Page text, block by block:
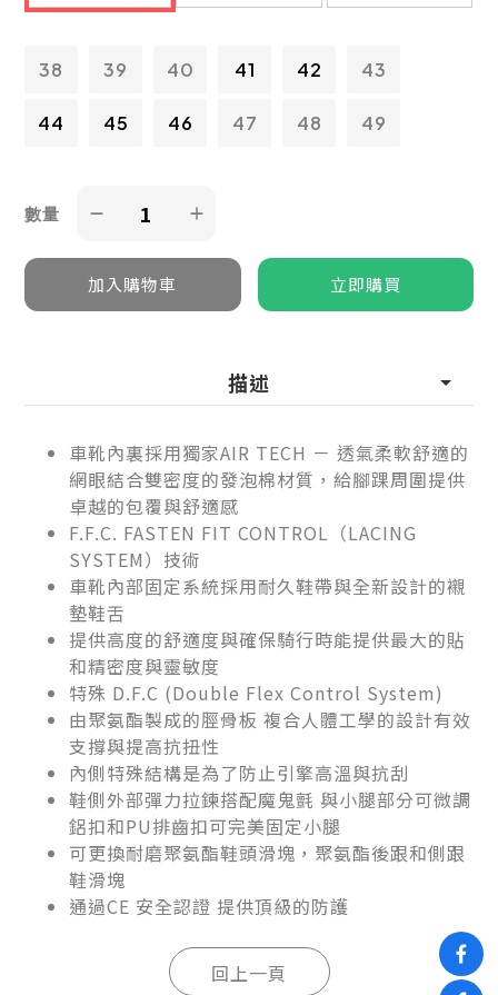
38 39 40 41 42 43
44 45 46 47 48 49
數量
描述
車靴內裏採用獨家AIR TECH － 透氣柔軟舒適的
網眼結合雙密度的發泡棉材質，給腳踝周圍提供
卓越的包覆與舒適感
F.F.C. FASTEN FIT CONTROL（LACING
SYSTEM）技術
車靴內部固定系統採用耐久鞋帶與全新設計的襯
墊鞋舌
提供高度的舒適度與確保騎行時能提供最大的貼
和精密度與靈敏度
特殊 D.F.C (Double Flex Control System)
由聚氨酯製成的脛骨板 複合人體工學的設計有效
支撐與提高抗扭性
內側特殊結構是為了防止引擎高溫與抗刮
鞋側外部彈力拉鍊搭配魔鬼氈 與小腿部分可微調
鋁扣和PU排齒扣可完美固定小腿
可更換耐磨聚氨酯鞋頭滑塊，聚氨酯後跟和側跟
鞋滑塊
通過CE 安全認證 提供頂級的防護